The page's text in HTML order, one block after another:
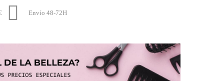
 Envío 48-72H